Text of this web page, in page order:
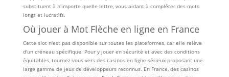
substituent à n'importe quelle lettre, vous aidant à compléter des mots
longs et lucratifs.
Où jouer à Mot Flèche en ligne en France
Cette slot n'est pas disponible sur toutes les plateformes, car elle relève
d'un créneau spécifique. Pour y jouer en sécurité et avec des conditions
équitables, tournez-vous vers des casinos en ligne sérieux proposant une
large gamme de jeux de développeurs reconnus. En France, des casinos